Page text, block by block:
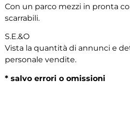
Con un parco mezzi in pronta
scarrabili.
S.E.&O
Vista la quantità di annunci e
personale vendite.
* salvo errori o omissioni